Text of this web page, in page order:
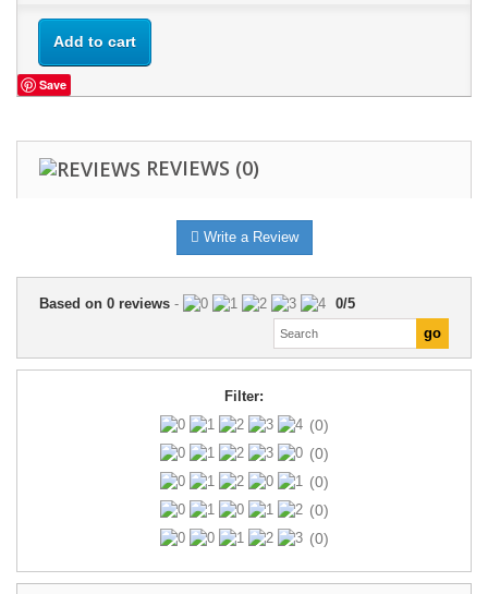
Add to cart
Save
REVIEWS (0)
Write a Review
Based on 0 reviews - 0/5
Filter:
(0)
(0)
(0)
(0)
(0)